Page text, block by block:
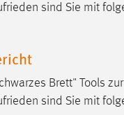
sind Sie mit
Brett" Tools
sind Sie mit